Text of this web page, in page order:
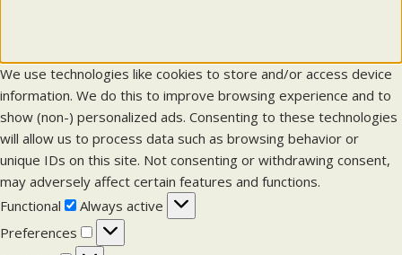
We use technologies like cookies to store and/or access device
information. We do this to improve browsing experience and to
show (non-) personalized ads. Consenting to these technologies
will allow us to process data such as browsing behavior or
unique IDs on this site. Not consenting or withdrawing consent,
may adversely affect certain features and functions.
Functional
F
u
n
Always active
Preferences
P
r